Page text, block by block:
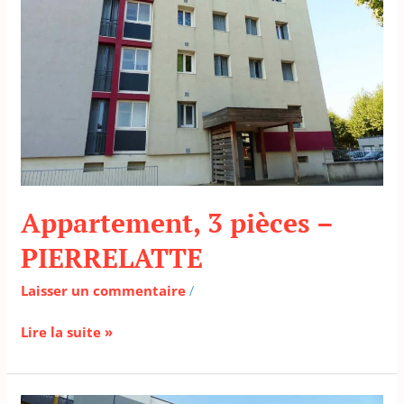
Appartement, 3 pièces –
PIERRELATTE
Laisser un commentaire /
PIERRELATTE
Lire la suite »